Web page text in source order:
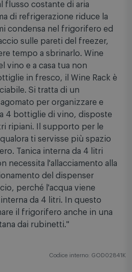
flusso costante di aria
di refrigerazione riduce la
condensa nel frigorifero ed
sulle pareti del freezer,
tempo a sbrinarlo. Wine
vino e a casa tua non
in fresco, il Wine Rack è
Si tratta di un
per organizzare e
4 bottiglie di vino, disposte
ripiani. Il supporto per le
ti servisse più spazio
Tanica interna da 4 litri
necessita l'allacciamento alla
del dispenser
perché l'acqua viene
da 4 litri. In questo
il frigorifero anche in una
dai rubinetti."
Codice interno: GOD02841K